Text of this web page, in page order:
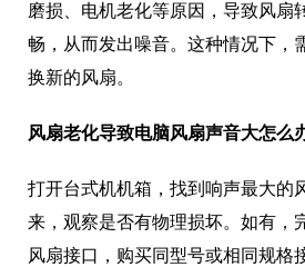
磨损、电机老化等原因，导致风扇
畅，从而发出噪音。这种情况下，
换新的风扇。
风扇老化导致电脑风扇声音大怎么
打开台式机机箱，找到响声最大的
来，观察是否有物理损坏。如有，
风扇接口，购买同型号或相同规格